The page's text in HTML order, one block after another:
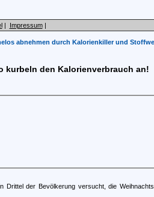
| Impressum|
abnehmen durch Kalorienkiller und
kurbeln den Kalorienverbrauch an!
der Bevölkerung versucht, die